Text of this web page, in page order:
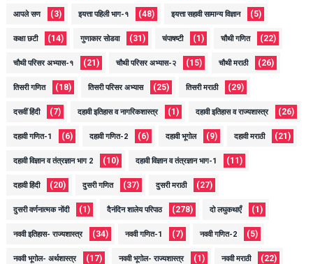
आपले सण (3) इयत्ता पहिली भाग-१ (48) इयत्ता सहावी सामान्य विज्ञान (5)
कक्षा छटी (14) गुणाकार सोडवा (31) चंपाषष्टी (1) चौथी गणित (22)
चौथी परिसर अभ्यास-१ (21) चौथी परिसर अभ्यास-२ (15) चौथी मराठी (26)
तिसरी गणित (18) तिसरी परिसर अभ्यास (25) तिसरी मराठी (29)
दसवीं हिंदी (7) दहावी इतिहास व नागरिकशास्त्र (1) दहावी इतिहास व राज्यशास्त्र (26)
दहावी गणित-1 (6) दहावी गणित-2 (6) दहावी भूगोल (9) दहावी मराठी (21)
दहावी विज्ञान व तंत्रज्ञान भाग 2 (10) दहावी विज्ञान व तंत्रज्ञान भाग-1 (11)
दहावी हिंदी (20) दुसरी गणित (37) दुसरी मराठी (27)
दुसरी वर्णनात्मक नोंदी (1) दैनंदिन शालेय परिपाठ (278) दो लघुकथाएँ (1)
नववी इतिहास- राज्यशास्त्र (34) नववी गणित-1 (7) नववी गणित-2 (5)
नववी भूगोल- अर्थशास्त्र (17) नववी भूगोल- राज्यशास्त्र (1) नववी मराठी (22)